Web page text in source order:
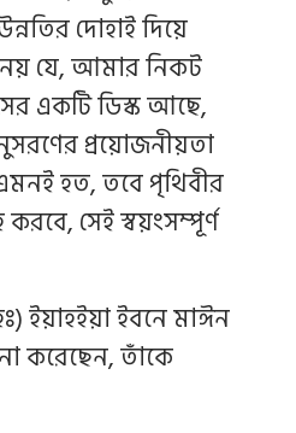
দোহাই দিয়ে
যে, আমার নিকট
একটি ডিস্ক আছে,
প্রয়োজনীয়তা
হত, তবে পৃথিবীর
করবে, সেই স্বয়ংসম্পূর্ণ
ইয়াহইয়া ইবনে মাঈন
করেছেন, তাঁকে